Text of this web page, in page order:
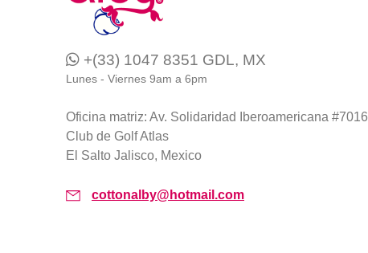
+(33) 1047 8351 GDL, MX
Lunes - Viernes 9am a 6pm
Oficina matriz: Av. Solidaridad Iberoamericana #7016
Club de Golf Atlas
El Salto Jalisco, Mexico
cottonalby@hotmail.com